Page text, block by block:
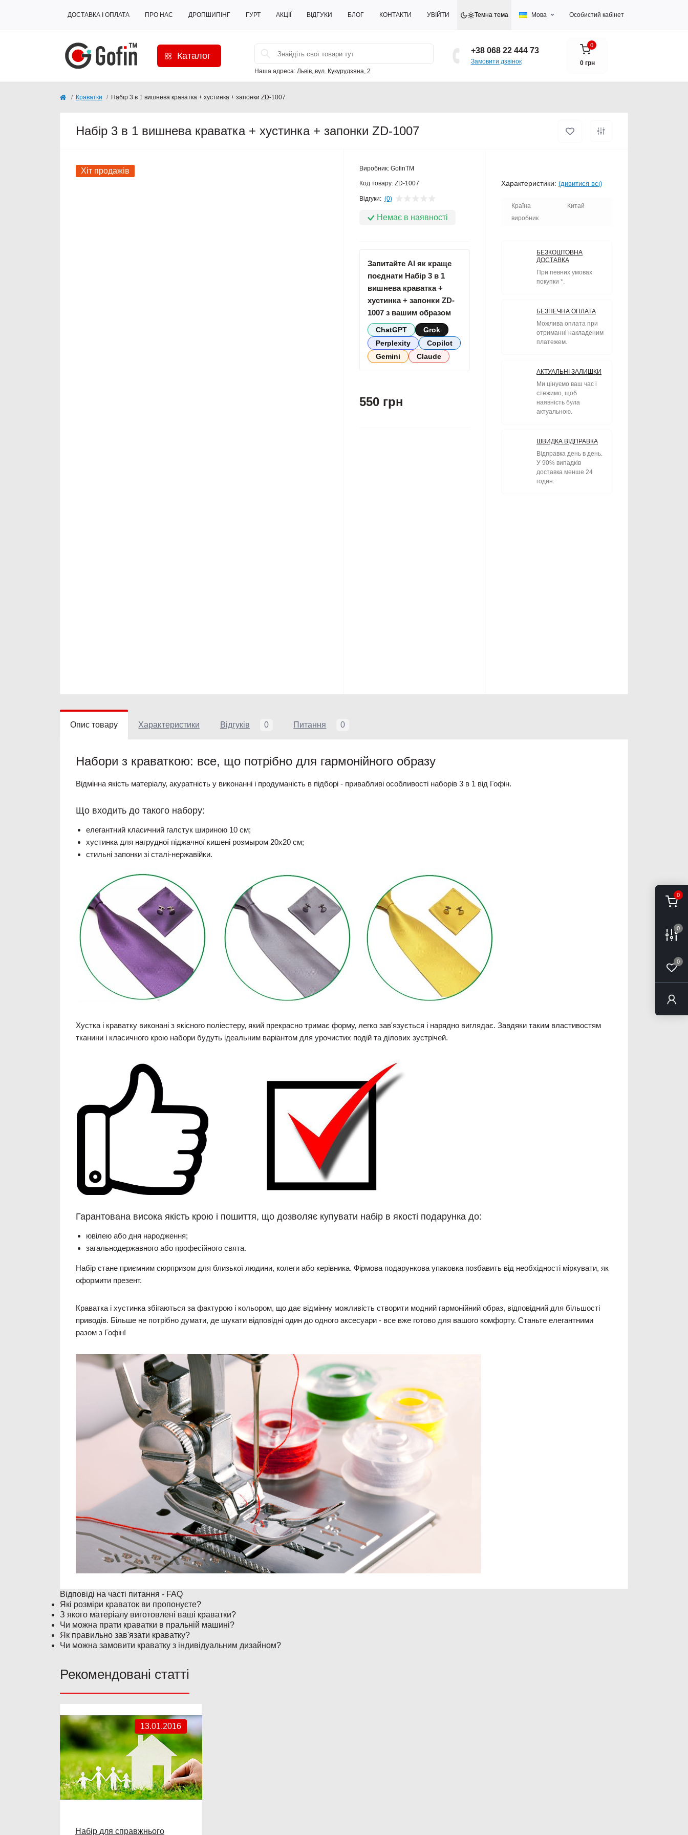
0
0
0
ДОСТАВКА І ОПЛАТА ПРО НАС ДРОПШИПІНГ ГУРТ АКЦІЇ ВІДГУКИ БЛОГ КОНТАКТИ УВІЙТИ Темна тема Мова Особистий кабінет
Каталог
Наша адреса: Львів, вул. Кукурудзяна, 2
+38 068 22 444 73
Замовити дзвінок
0
0 грн
Краватки Набір 3 в 1 вишнева краватка + хустинка + запонки ZD-1007
Набір 3 в 1 вишнева краватка + хустинка + запонки ZD-1007
Хіт продажів Виробник: GofinTM
Код товару: ZD-1007
Відгуки: (0)
Немає в наявності
Запитайте AI як краще
поєднати Набір 3 в 1
вишнева краватка +
хустинка + запонки ZD-
1007 з вашим образом
ChatGPT
Grok
Perplexity
Copilot
Gemini
Claude
550 грн
Характеристики: (дивитися всі)
Країна
виробник
Китай
БЕЗКОШТОВНА
ДОСТАВКА
При певних умовах
покупки *.
БЕЗПЕЧНА ОПЛАТА
Можлива оплата при
отриманні накладеним
платежем.
АКТУАЛЬНІ ЗАЛИШКИ
Ми цінуємо ваш час і
стежимо, щоб
наявність була
актуальною.
ШВИДКА ВІДПРАВКА
Відправка день в день.
У 90% випадків
доставка менше 24
годин.
Опис товару Характеристики Відгуків 0 Питання 0
Набори з краваткою: все, що потрібно для гармонійного образу
Відмінна якість матеріалу, акуратність у виконанні і продуманість в підборі - привабливі особливості наборів 3 в 1 від Гофін.
Що входить до такого набору:
елегантний класичний галстук шириною 10 см;
хустинка для нагрудної піджачної кишені розмыром 20х20 см;
стильні запонки зі сталі-нержавійки.
Хустка і краватку виконані з якісного поліестеру, який прекрасно тримає форму, легко зав'язується і нарядно виглядає. Завдяки таким властивостям
тканини і класичного крою набори будуть ідеальним варіантом для урочистих подій та ділових зустрічей.
Гарантована висока якість крою і пошиття, що дозволяє купувати набір в якості подарунка до:
ювілею або дня народження;
загальнодержавного або професійного свята.
Набір стане приємним сюрпризом для близької людини, колеги або керівника. Фірмова подарункова упаковка позбавить від необхідності міркувати, як
оформити презент.
Краватка і хустинка збігаються за фактурою і кольором, що дає відмінну можливість створити модний гармонійний образ, відповідний для більшості
приводів. Більше не потрібно думати, де шукати відповідні один до одного аксесуари - все вже готово для вашого комфорту. Станьте елегантними
разом з Гофін!
Відповіді на часті питання - FAQ
Які розміри краваток ви пропонуєте?
З якого матеріалу виготовлені ваші краватки?
Чи можна прати краватки в пральній машині?
Як правильно зав'язати краватку?
Чи можна замовити краватку з індивідуальним дизайном?
Рекомендовані статті
13.01.2016
Набір для справжнього